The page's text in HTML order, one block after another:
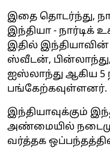
இதை தொடர்ந்து,
இந்தியா - நார்டிக்
இதில் இந்தியாவின்
ஸ்வீடன்,
ஐஸ்லாந்து ஆகிய 5
பங்கேற்கவுள்ளனர்.
இந்தியாவுக்கும்
அண்மையில்
வர்த்தக